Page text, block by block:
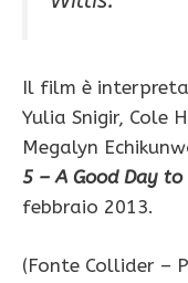
Il film è
Yulia Snigir, Cole
Megalyn
5 – A Good Day to
febbraio 2013.
(Fonte Collider –